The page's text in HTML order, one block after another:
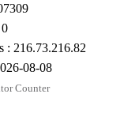
: 216.73.216.82
08-08
Counter